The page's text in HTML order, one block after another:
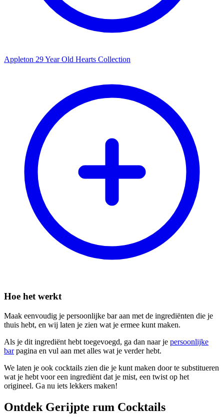
Appleton 29 Year Old Hearts Collection
Hoe het werkt
Maak eenvoudig je persoonlijke bar aan met de ingrediënten die je
thuis hebt, en wij laten je zien wat je ermee kunt maken.
Als je dit ingrediënt hebt toegevoegd, ga dan naar je persoonlijke
barpagina en vul aan met alles wat je verder hebt.
We laten je ook cocktails zien die je kunt maken door te substitueren
wat je hebt voor een ingrediënt dat je mist, een twist op het
origineel. Ga nu iets lekkers maken!
Ontdek Gerijpte rum Cocktails